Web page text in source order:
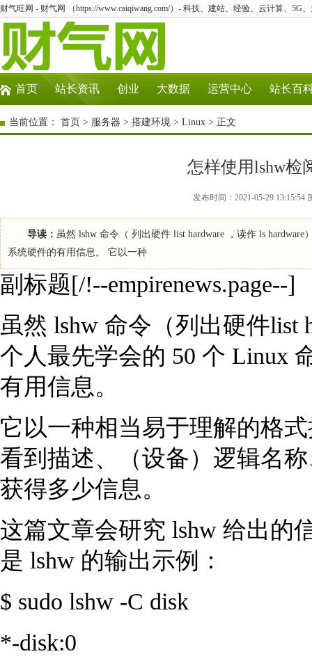
财气旺网 - 财气网 （https://www.caiqiwang.com/）- 科技、建站、经验、云计算、5G
首页 站长资讯 创业 大数据 运营中心 站长百
当前位置： 首页 > 服务器 > 搭建环境 > Linux > 正文
怎样使用lshw检
发布时间：2021-05-29
导读： 虽然 lshw 命令（ 列出硬件 list hardware ，读作 ls
系统硬件的有用信息。 它以一种
副标题[/!--empirenews.page--]
虽然 lshw 命令（列出硬件list
个人最先学会的 50 个 Linux
有用信息。
它以一种相当易于理解的格
看到描述、（设备）逻辑名
获得多少信息。
这篇文章会研究 lshw 给出的
是 lshw 的输出示例：
$ sudo lshw -C disk
*-disk:0